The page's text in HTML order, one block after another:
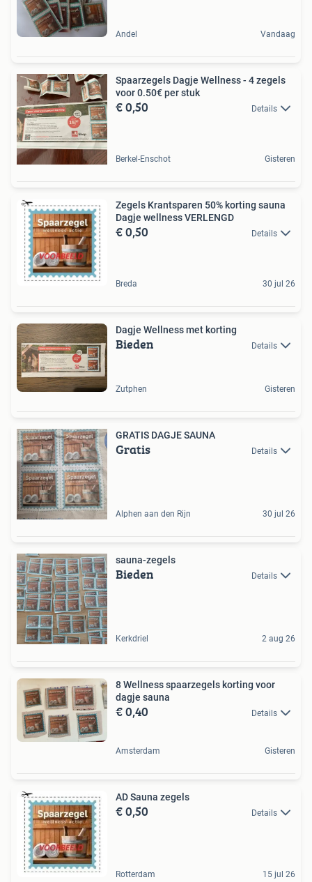
Andel Vandaag
Spaarzegels Dagje Wellness - 4 zegels
voor 0.50€ per stuk
€ 0,50 Details
Berkel-Enschot Gisteren
Zegels Krantsparen 50% korting sauna
Dagje wellness VERLENGD
€ 0,50 Details
Breda 30 jul 26
Dagje Wellness met korting
Bieden Details
Zutphen Gisteren
GRATIS DAGJE SAUNA
Gratis Details
Alphen aan den Rijn 30 jul 26
sauna-zegels
Bieden Details
Kerkdriel 2 aug 26
8 Wellness spaarzegels korting voor
dagje sauna
€ 0,40 Details
Amsterdam Gisteren
AD Sauna zegels
€ 0,50 Details
Rotterdam 15 jul 26